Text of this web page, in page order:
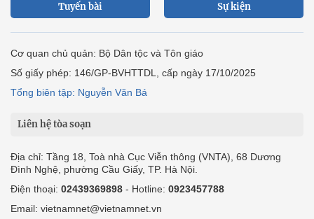
Tuyến bài Sự kiện
Cơ quan chủ quản: Bộ Dân tộc và Tôn giáo
Số giấy phép: 146/GP-BVHTTDL, cấp ngày 17/10/2025
Tổng biên tập: Nguyễn Văn Bá
Liên hệ tòa soạn
Địa chỉ: Tầng 18, Toà nhà Cục Viễn thông (VNTA), 68 Dương
Đình Nghệ, phường Cầu Giấy, TP. Hà Nội.
Điện thoại: 02439369898 - Hotline: 0923457788
Email: vietnamnet@vietnamnet.vn